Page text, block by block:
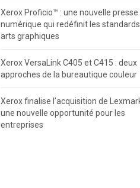
Xerox Proficio™ : une nouvelle presse
numérique qui redéfinit les
arts graphiques
Xerox VersaLink C405 et C415 : deux
approches de la bureautique couleur
Xerox finalise l’acquisition de
une nouvelle opportunité pour les
entreprises